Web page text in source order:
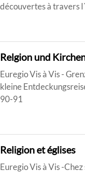
découvertes à travers
Relgion und
Euregio Vis à Vis -
kleine
90-91
Religion et églises
Euregio Vis à Vis -